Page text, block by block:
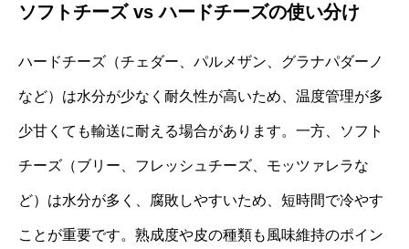
ソフトチーズ vs ハードチーズの使い分け
ハードチーズ（チェダー、パルメザン、グラナパダーノ
など）は水分が少なく耐久性が高いため、温度管理が多
少甘くても輸送に耐える場合があります。一方、ソフト
チーズ（ブリー、フレッシュチーズ、モッツァレラな
ど）は水分が多く、腐敗しやすいため、短時間で冷やす
ことが重要です。熟成度や皮の種類も風味維持のポイン